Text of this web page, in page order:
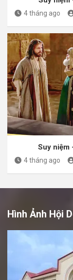
4 tháng ago
Suy niệm
4 tháng ago
Hình Ảnh Hội